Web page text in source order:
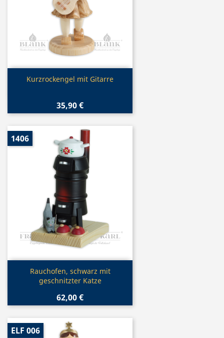
Vorschau
Kurzrockengel mit Gitarre
35,90 €
Vorschau
Rauchofen, schwarz mit
geschnitzter Katze
62,00 €
1406
ELF 006